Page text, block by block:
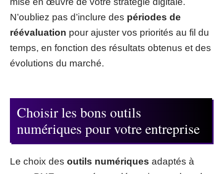
N’oubliez pas d’inclure des périodes de
réévaluation pour ajuster vos priorités au fil du
temps, en fonction des résultats obtenus et des
évolutions du marché.
Choisir les bons outils
numériques pour votre entreprise
Le choix des outils numériques adaptés à